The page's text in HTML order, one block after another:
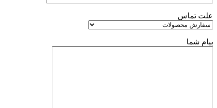
علت تماس
پیام شما